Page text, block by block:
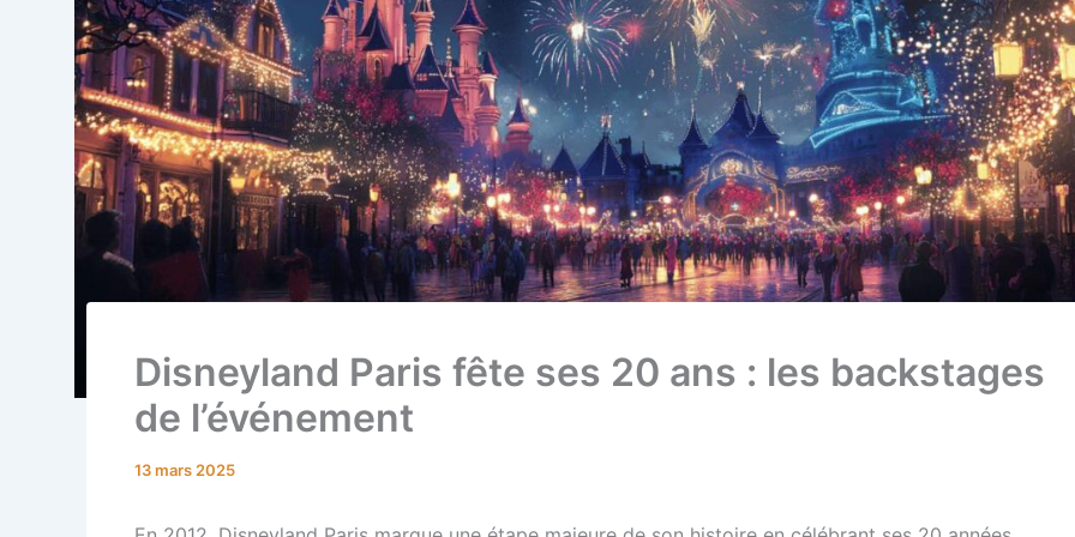
Disneyland Paris fête ses 20 ans : les backstages
de l’événement
13 mars 2025